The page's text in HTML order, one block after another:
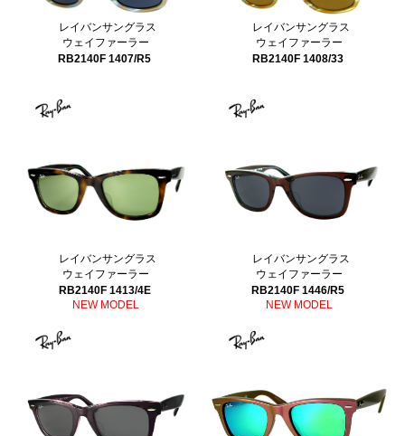
レイバンサングラス
ウェイファーラー
RB2140F 1407/R5
レイバンサングラス
ウェイファーラー
RB2140F 1408/33
レイバンサングラス
ウェイファーラー
RB2140F 1413/4E
NEW MODEL
レイバンサングラス
ウェイファーラー
RB2140F 1446/R5
NEW MODEL